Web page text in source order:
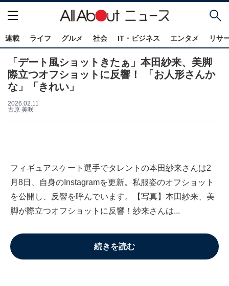
連載 ライフ グルメ 社会 IT・ビジネス エンタメ リサ
「デート風ショットきたぁ」本田紗来、美脚
際立つオフショットに反響！ 「お人形さんか
な」「きれい」
2026.02.11
古原 美咲
フィギュアスケート選手でタレントの本田紗来さんは2
月8日、自身のInstagramを更新。私服姿のオフショット
を公開し、反響を呼んでいます。【写真】本田紗来、美
脚が際立つオフショットに反響！紗来さんは...
続きを読む